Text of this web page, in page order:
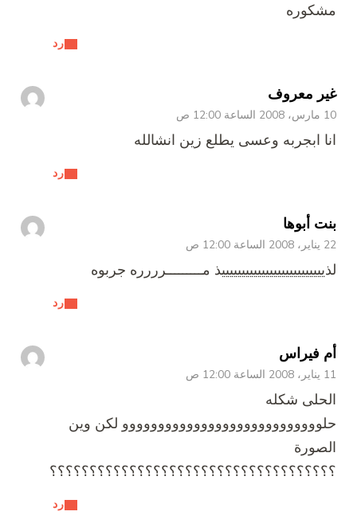
رد
مشكوره
غير معروف
10 مارس، 2008 الساعة 12:00 ص
رد
انا ابجربه وعسى يطلع زين انشالله
بنت أبوها
22 يناير، 2008 الساعة 12:00 ص
رد
لذييييييييييييييييييييييييييذ مـــــــــرررره جربوه
أم فيراس
11 يناير، 2008 الساعة 12:00 ص
رد
الحلى شكله
حلوووووووووووووووووووووووووووو لكن وين
الصورة
؟؟؟؟؟؟؟؟؟؟؟؟؟؟؟؟؟؟؟؟؟؟؟؟؟؟؟؟؟؟؟؟؟؟؟؟